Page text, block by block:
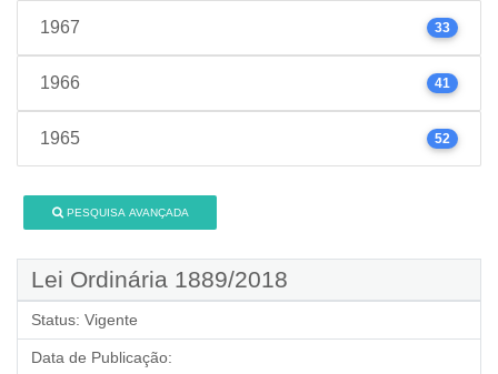
1967 33
1966 41
1965 52
PESQUISA AVANÇADA
Lei Ordinária 1889/2018
Status: Vigente
Data de Publicação: